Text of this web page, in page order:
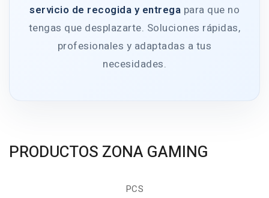
servicio de recogida y entrega para que no
tengas que desplazarte. Soluciones rápidas,
profesionales y adaptadas a tus
necesidades.
PRODUCTOS ZONA GAMING
PCS